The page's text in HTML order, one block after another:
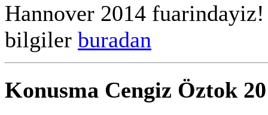
Hannover 2014
bilgiler buradan
Konusma Cengiz Öztok